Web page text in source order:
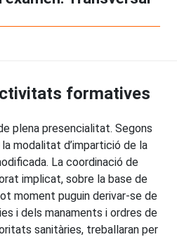
formatives
plena presencialitat. Segons
modalitat d’impartició de la
La coordinació de
implicat, sobre la base de
moment puguin derivar-se de
i dels manaments i ordres de
sanitàries, treballaran per